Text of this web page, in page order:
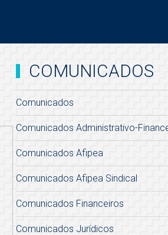
COMUNICADOS
Comunicados
Comunicados Administrativo-
Comunicados Afipea
Comunicados Afipea Sindical
Comunicados Financeiros
Comunicados Jurídicos